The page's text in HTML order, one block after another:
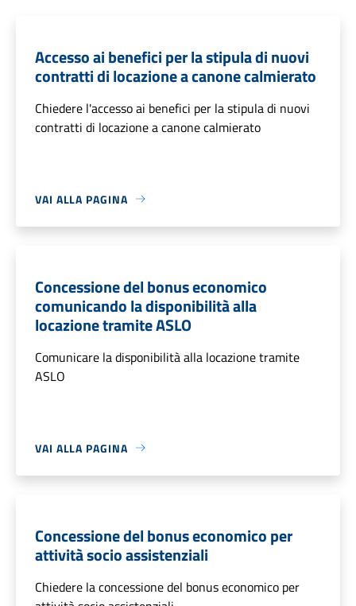
Accesso ai benefici per la stipula di nuovi
contratti di locazione a canone calmierato
Chiedere l'accesso ai benefici per la stipula di nuovi
contratti di locazione a canone calmierato
VAI ALLA PAGINA
Concessione del bonus economico
comunicando la disponibilità alla
locazione tramite ASLO
Comunicare la disponibilità alla locazione tramite
ASLO
VAI ALLA PAGINA
Concessione del bonus economico per
attività socio assistenziali
Chiedere la concessione del bonus economico per